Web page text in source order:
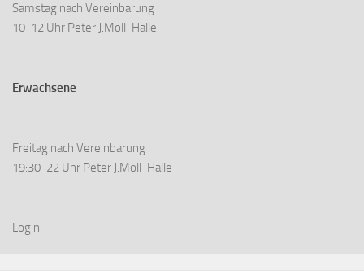
Samstag nach Vereinbarung
10-12 Uhr Peter J.Moll-Halle
Erwachsene
Freitag nach Vereinbarung
19:30-22 Uhr Peter J.Moll-Halle
Login